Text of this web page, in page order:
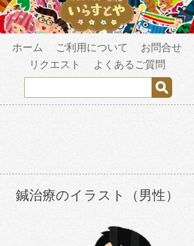
ホーム ご利用について
お問合せ
リクエスト
よくあるご質問
鍼治療のイラスト（男性）